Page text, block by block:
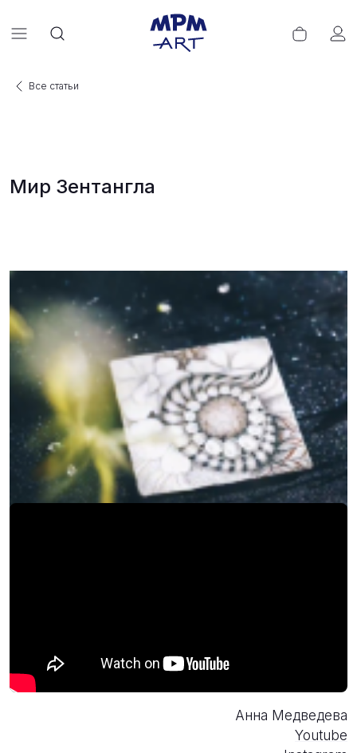
Все статьи
Мир Зентангла
Новости 23 октября 2018
Анна Медведева
Youtube